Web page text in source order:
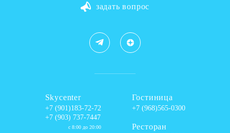
задать вопрос
Skycenter
+7 (901)183-72-72
+7 (903) 737-7447
с 8:00 до 20:00
Гостиница
+7 (968)565-0300
Ресторан